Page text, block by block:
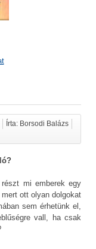
Írta: Borsodi Balázs
mi emberek egy
ott olyan dolgokat
sem érhetünk el,
vall, ha csak